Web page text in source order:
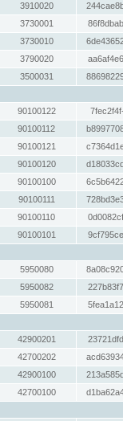
3910020
3730001
3730010
3790020
3500031
90100122
90100112
90100121
90100120
90100100
90100111
90100110
90100101
5950080
5950082
5950081
42900201
42700202
42900100
42700100